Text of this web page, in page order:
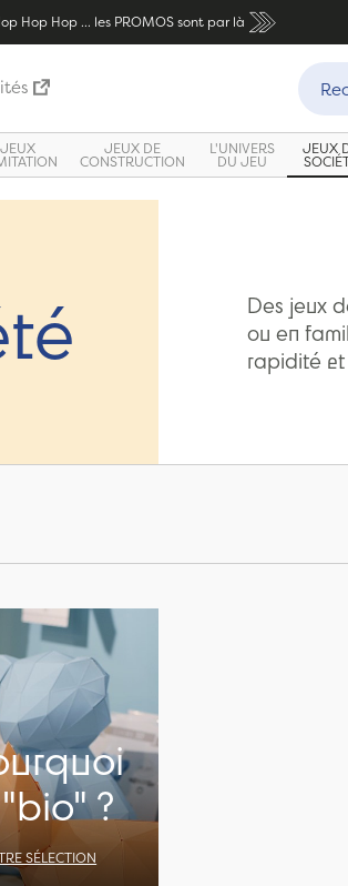
Hop Hop ... les PROMOS sont par là
JEUX JEUX DE
CONSTRUCTION
L'UNIVERS
DU JEU
JEUX
Des jeux
ou en
rapidité et
?
SÉLECTION